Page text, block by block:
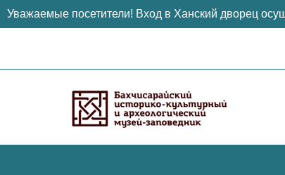
Уважаемые посетители! Вход в Ханский дворец